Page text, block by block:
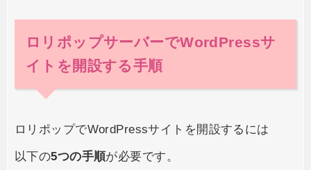
ロリポップサーバーでWordPressサ
イトを開設する手順
ロリポップでWordPressサイトを開設するには
以下の5つの手順が必要です。